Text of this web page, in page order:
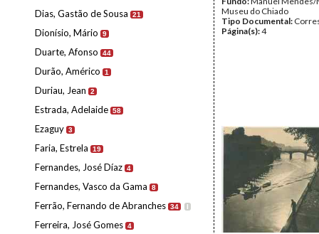
Dias, Gastão de Sousa 21
Dionísio, Mário 9
Duarte, Afonso 44
Durão, Américo 1
Duriau, Jean 2
Estrada, Adelaide 58
Ezaguy 3
Faria, Estrela 19
Fernandes, José Díaz 4
Fernandes, Vasco da Gama 8
Ferrão, Fernando de Abranches 34 I
Ferreira, José Gomes 4
Museu do Chiado
Tipo Documental:
Página(s):4